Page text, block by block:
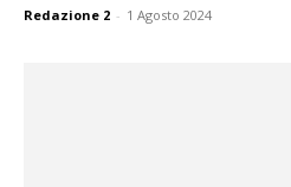
Redazione 2 - 1 Agosto 2024